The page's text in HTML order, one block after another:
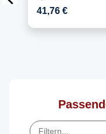
C410
K406S
41,76 €